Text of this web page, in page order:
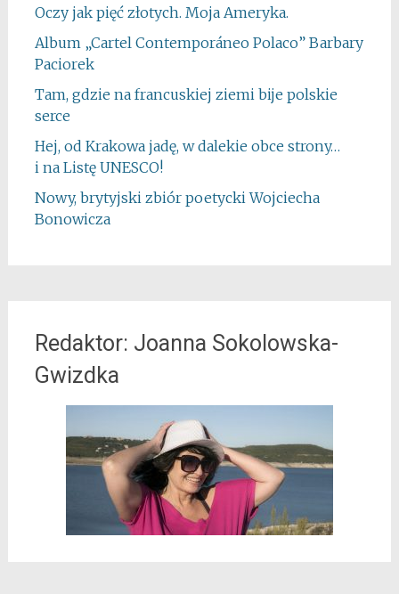
Oczy jak pięć złotych. Moja Ameryka.
Album „Cartel Contemporáneo Polaco” Barbary
Paciorek
Tam, gdzie na francuskiej ziemi bije polskie
serce
Hej, od Krakowa jadę, w dalekie obce strony…
i na Listę UNESCO!
Nowy, brytyjski zbiór poetycki Wojciecha
Bonowicza
Redaktor: Joanna Sokolowska-
Gwizdka